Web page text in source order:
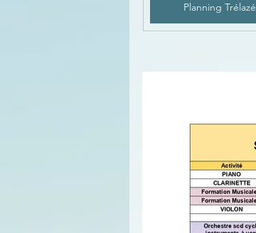
Planning Trélazé